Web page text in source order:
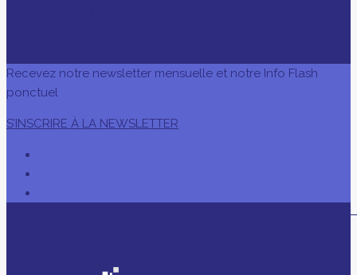
Recevez notre newsletter mensuelle et notre Info Flash
ponctuel
S’INSCRIRE À LA NEWSLETTER